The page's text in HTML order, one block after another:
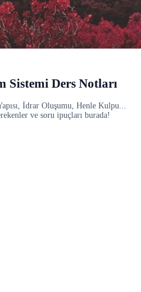
Sistemi Ders Notları
İdrar Oluşumu, Henle Kulpu...
ve soru ipuçları burada!